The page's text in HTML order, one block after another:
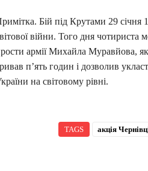
Бій під Крутами 29
війни. Того дня чотириста
армії Михайла Муравйова,
п’ять годин і дозволив
на світовому рівні.
TAGS акція